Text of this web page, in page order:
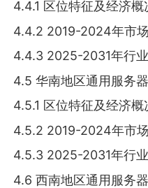
4.4.1 区位特征及经济概
4.4.2 2019-2024年市
4.4.3 2025-2031年行
4.5 华南地区通用服务
4.5.1 区位特征及经济概
4.5.2 2019-2024年市
4.5.3 2025-2031年行
4.6 西南地区通用服务